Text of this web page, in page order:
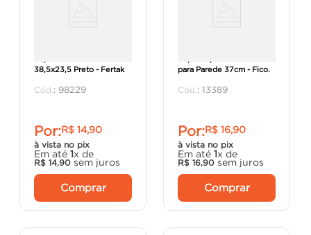
38,5x23,5 Preto - Fertak
: 98229
Por:R$ 14,90
à vista no pix
Em até 1x de
R$ 14,90 sem juros
Comprar
para Parede 37cm - Fico.
: 13389
Por:R$ 16,90
à vista no pix
Em até 1x de
R$ 16,90 sem juros
Comprar